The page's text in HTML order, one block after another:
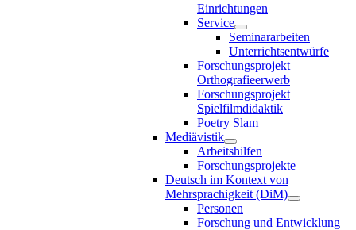
Einrichtungen
Service
Seminararbeiten
Unterrichtsentwürfe
Forschungsprojekt
Orthografieerwerb
Forschungsprojekt
Spielfilmdidaktik
Poetry Slam
Mediävistik
Arbeitshilfen
Forschungsprojekte
Deutsch im Kontext von
Mehrsprachigkeit (DiM)
Personen
Forschung und Entwicklung